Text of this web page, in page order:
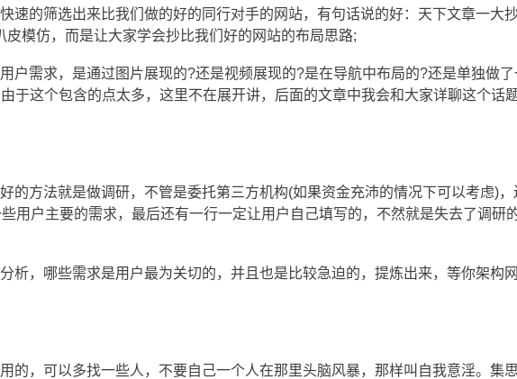
速的筛选出来比我们做的好的同行对手的网站，有句话说的好：天下文章一大
模仿，而是让大家学会抄比我们好的网站的布局思路;
户需求，是通过图片展现的?还是视频展现的?是在导航中布局的?还是单独做了
这个包含的点太多，这里不在展开讲，后面的文章中我会和大家详聊这个话
的方法就是做调研，不管是委托第三方机构(如果资金充沛的情况下可以考虑)，
用户主要的需求，最后还有一行一定让用户自己填写的，不然就是失去了调研
析，哪些需求是用户最为关切的，并且也是比较急迫的，提炼出来，等你架构
的，可以多找一些人，不要自己一个人在那里头脑风暴，那样叫自我意淫。集思
搜索